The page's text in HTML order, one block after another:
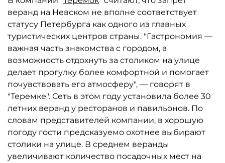
веранд на Невском не вполне соответствует
статусу Петербурга как одного из главных
туристических центров страны. "Гастрономия —
важная часть знакомства с городом, а
возможность отдохнуть за столиком на улице
делает прогулку более комфортной и помогает
почувствовать его атмосферу", — говорят в
"Теремке". Сеть в этом году установила более 30
летних веранд у ресторанов и павильонов. По
словам представителей компании, в хорошую
погоду гости предсказуемо охотнее выбирают
столики на улице. В среднем веранды
увеличивают количество посадочных мест на